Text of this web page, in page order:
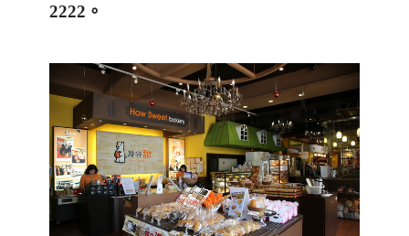
2222 。